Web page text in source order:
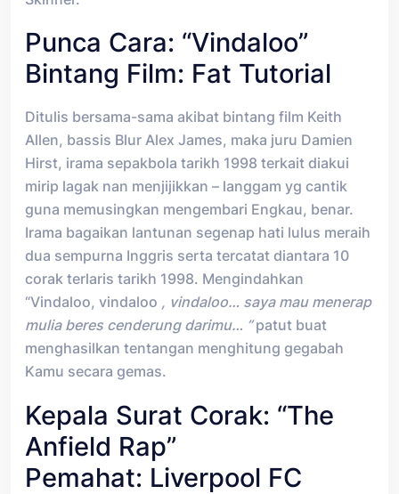
Punca Cara: “Vindaloo”
Bintang Film: Fat Tutorial
Ditulis bersama-sama akibat bintang film Keith
Allen, bassis Blur Alex James, maka juru Damien
Hirst, irama sepakbola tarikh 1998 terkait diakui
mirip lagak nan menjijikkan – langgam yg cantik
guna memusingkan mengembari Engkau, benar.
Irama bagaikan lantunan segenap hati lulus meraih
dua sempurna Inggris serta tercatat diantara 10
corak terlaris tarikh 1998. Mengindahkan
“Vindaloo, vindaloo , vindaloo… saya mau menerap
mulia beres cenderung darimu… ”patut buat
menghasilkan tentangan menghitung gegabah
Kamu secara gemas.
Kepala Surat Corak: “The
Anfield Rap”
Pemahat: Liverpool FC